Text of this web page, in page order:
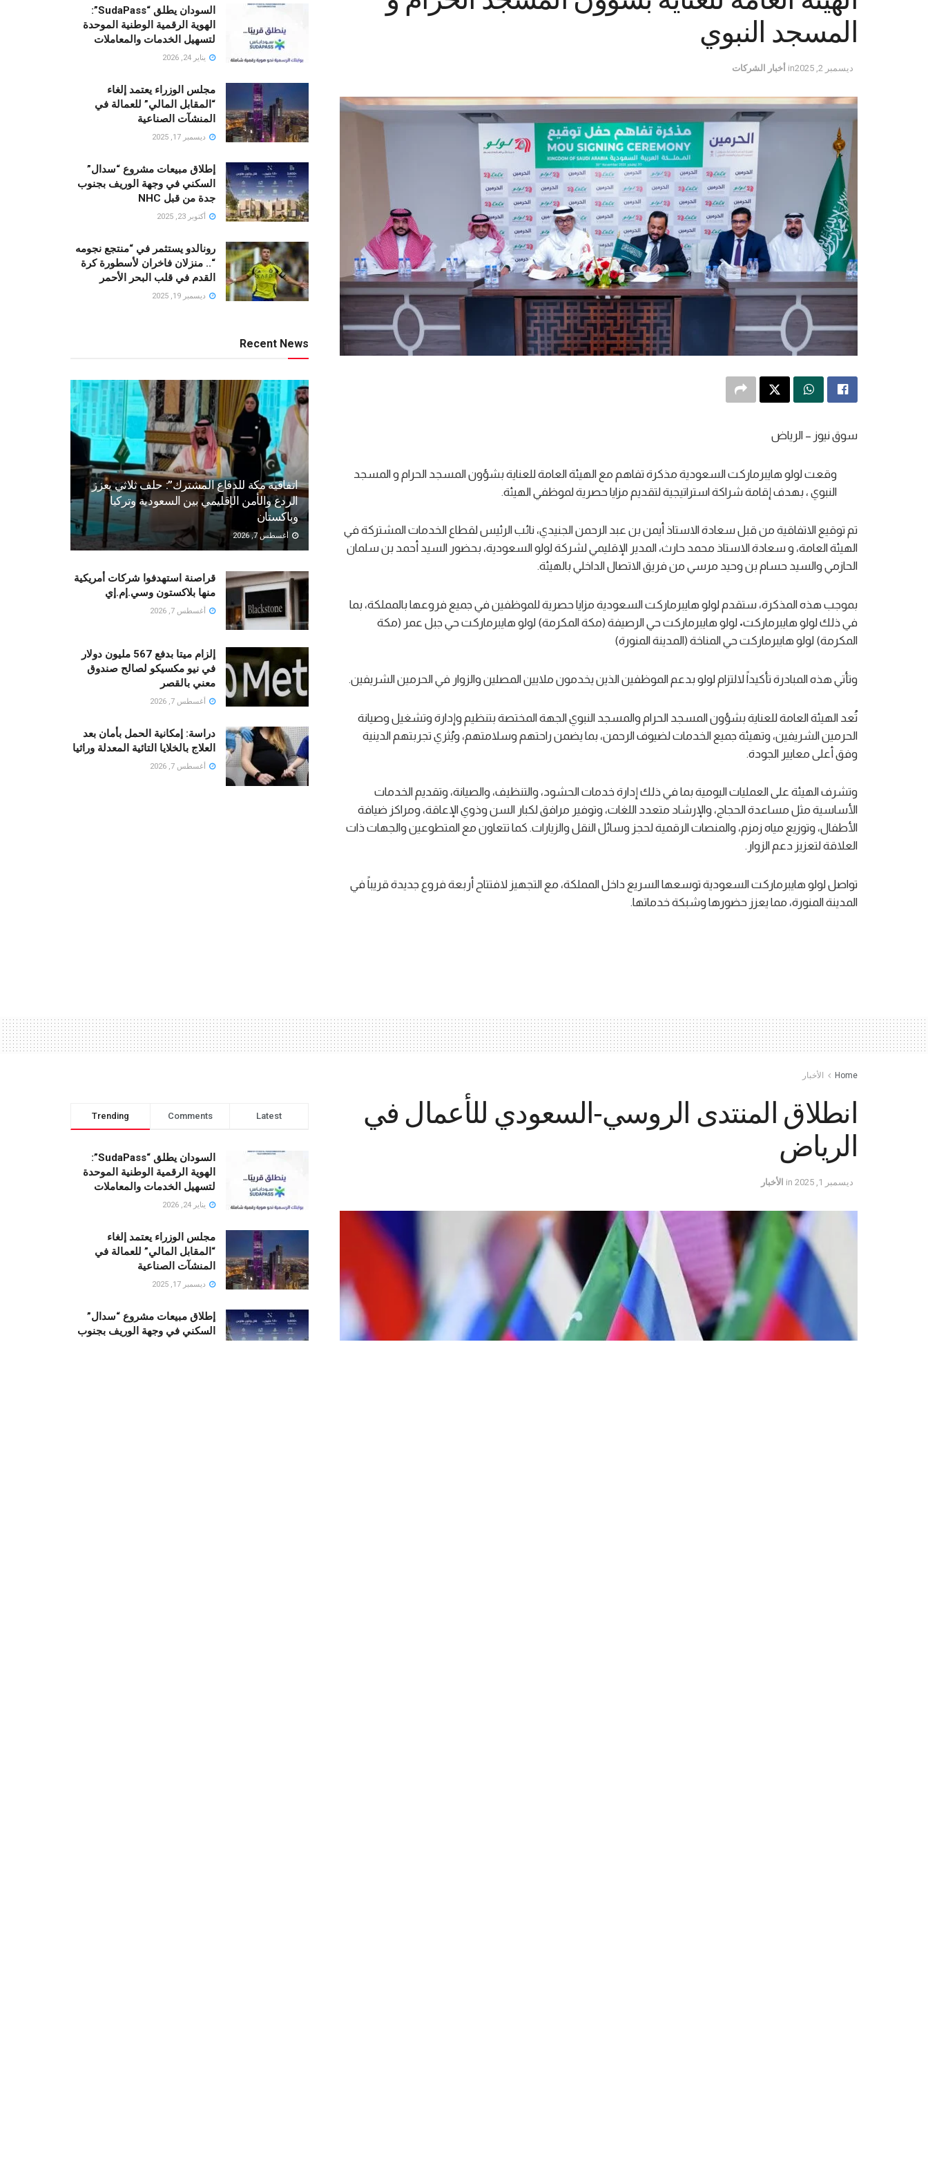
المسجد النبوي
ديسمبر 2, 2025 in أخبار الشركات
سوق نيوز – الرياض
وقعت لولو هايبرماركت السعودية مذكرة تفاهم مع الهيئة العامة للعناية بشؤون المسجد الحرام و المسجد
النبوي ، بهدف إقامة شراكة استراتيجية لتقديم مزايا حصرية لموظفي الهيئة.
تم توقيع الاتفاقية من قبل سعادة الاستاذ أيمن بن عبد الرحمن الجنيدي، نائب الرئيس لقطاع الخدمات المشتركة في
الهيئة العامة، و سعادة الاستاذ محمد حارث، المدير الإقليمي لشركة لولو السعودية، بحضور السيد أحمد بن سلمان
الحازمي والسيد حسام بن وحيد مرسي من فريق الاتصال الداخلي بالهيئة.
بموجب هذه المذكرة، ستقدم لولو هايبرماركت السعودية مزايا حصرية للموظفين في جميع فروعها بالمملكة، بما
في ذلك لولو هايبرماركت• لولو هايبرماركت حي الرصيفة (مكة المكرمة) لولو هايبرماركت حي جبل عمر (مكة
المكرمة) لولو هايبرماركت حي المناخة (المدينة المنورة)
وتأتي هذه المبادرة تأكيداً لالتزام لولو بدعم الموظفين الذين يخدمون ملايين المصلين والزوار في الحرمين الشريفين.
تُعد الهيئة العامة للعناية بشؤون المسجد الحرام والمسجد النبوي الجهة المختصة بتنظيم وإدارة وتشغيل وصيانة
الحرمين الشريفين، وتهيئة جميع الخدمات لضيوف الرحمن، بما يضمن راحتهم وسلامتهم، ويُثري تجربتهم الدينية
وفق أعلى معايير الجودة.
وتشرف الهيئة على العمليات اليومية بما في ذلك إدارة خدمات الحشود، والتنظيف، والصيانة، وتقديم الخدمات
الأساسية مثل مساعدة الحجاج، والإرشاد متعدد اللغات، وتوفير مرافق لكبار السن وذوي الإعاقة، ومراكز ضيافة
الأطفال، وتوزيع مياه زمزم، والمنصات الرقمية لحجز وسائل النقل والزيارات. كما تتعاون مع المتطوعين والجهات ذات
العلاقة لتعزيز دعم الزوار.
تواصل لولو هايبرماركت السعودية توسعها السريع داخل المملكة، مع التجهيز لافتتاح أربعة فروع جديدة قريباً في
المدينة المنورة، مما يعزز حضورها وشبكة خدماتها.
السودان يطلق “SudaPass”:
الهوية الرقمية الوطنية الموحدة
لتسهيل الخدمات والمعاملات
يناير 24, 2026
مجلس الوزراء يعتمد إلغاء
“المقابل المالي” للعمالة في
المنشآت الصناعية
ديسمبر 17, 2025
إطلاق مبيعات مشروع “سدال”
السكني في وجهة الوريف بجنوب
جدة من قبل NHC
أكتوبر 23, 2025
رونالدو يستثمر في “منتجع نجومه
“.. منزلان فاخران لأسطورة كرة
القدم في قلب البحر الأحمر
ديسمبر 19, 2025
Recent News
اتفاقية مكة للدفاع المشترك”: حلف ثلاثي يعزز
الردع والأمن الإقليمي بين السعودية وتركيا
وباكستان
أغسطس 7, 2026
قراصنة استهدفوا شركات أمريكية
منها بلاكستون وسي.إم.إي
أغسطس 7, 2026
إلزام ميتا بدفع 567 مليون دولار
في نيو مكسيكو لصالح صندوق
معني بالقصر
أغسطس 7, 2026
دراسة: إمكانية الحمل بأمان بعد
العلاج بالخلايا التائية المعدلة وراثيا
أغسطس 7, 2026
Home الأخبار
انطلاق المنتدى الروسي‑السعودي للأعمال في
الرياض
ديسمبر 1, 2025 in الأخبار
Trending Comments Latest
السودان يطلق “SudaPass”:
الهوية الرقمية الوطنية الموحدة
لتسهيل الخدمات والمعاملات
يناير 24, 2026
مجلس الوزراء يعتمد إلغاء
“المقابل المالي” للعمالة في
المنشآت الصناعية
ديسمبر 17, 2025
إطلاق مبيعات مشروع “سدال”
السكني في وجهة الوريف بجنوب